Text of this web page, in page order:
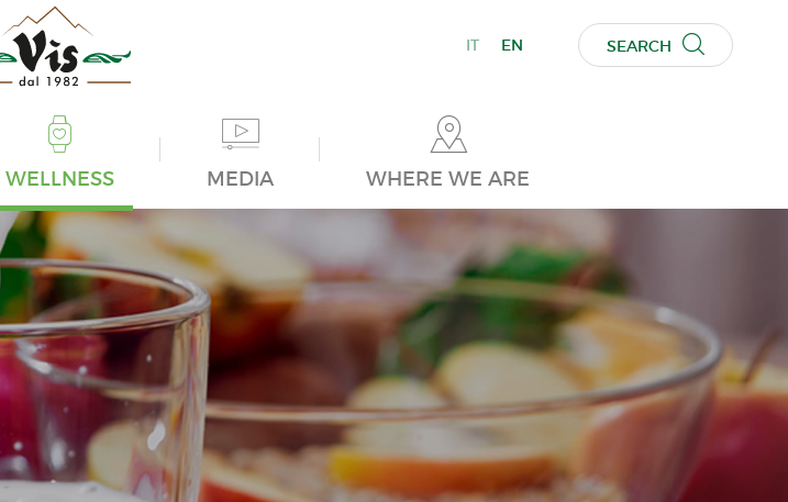
SEARCH
IT EN
WELLNESS MEDIA WHERE WE ARE